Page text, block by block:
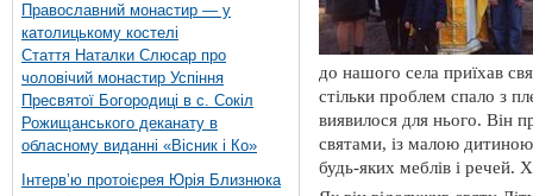
Православний монастир — у
католицькому костелі
Стаття Наталки Слюсар про
чоловічий монастир Успіння
Пресвятої Богородиці в с. Сокіл
Рожищанського деканату в
обласному виданні «Вісник і Ко»
Інтерв’ю протоієрея Юрія Близнюка
до нашого села приїхав
стільки проблем спало з
виявилося для нього. Він
святами, із малою
будь-яких меблів і речей.